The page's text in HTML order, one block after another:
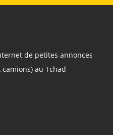
de petites annonces
au Tchad